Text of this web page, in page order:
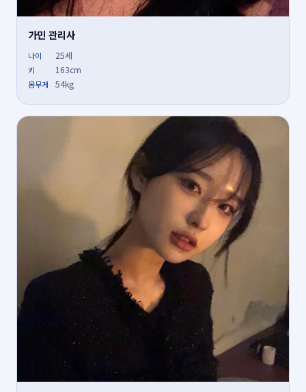
가민 관리사
나이 25세
키 163cm
몸무게 54kg